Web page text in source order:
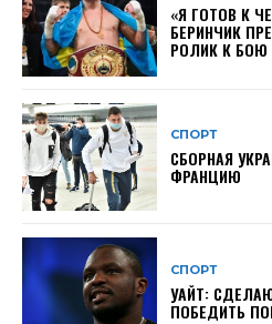
«Я ГОТОВ К
БЕРИНЧИК
РОЛИК К БОЮ
СПОРТ
СБОРНАЯ
ФРАНЦИЮ
СПОРТ
УАЙТ:
ПОБЕДИТЬ